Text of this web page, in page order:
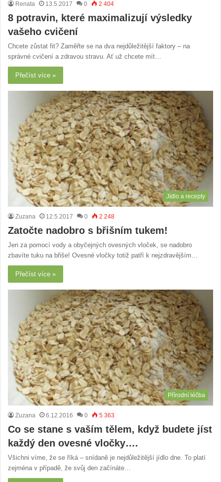
Renata 13.5.2017 0 2 404
8 potravin, které maximalizují výsledky
vašeho cvičení
Chcete zůstat fit? Zaměřte se na dva nejdůležitější faktory – na
správné cvičení a zdravou stravu. Ať už chcete mít…
Přečíst více »
Jídlo a recepty
Zuzana 12.5.2017 0 2 248
Zatočte nadobro s břišním tukem!
Jen za pomocí vody a obyčejných ovesných vloček, se nadobro
zbavíte tuku na břiše! Ovesné vločky totiž patří k nejzdravějším…
Přečíst více »
Přírodní léčba
Zuzana 6.12.2016 0 5 363
Co se stane s vaším tělem, když budete jíst
každý den ovesné vločky….
Všichni víme, že se říká – snídaně je nejdůležitější jídlo dne. To platí
zejména v případě, že svůj den začínáte…